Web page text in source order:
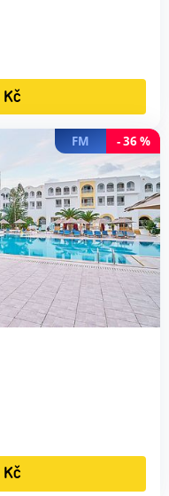
Kč
FM -36%
Kč